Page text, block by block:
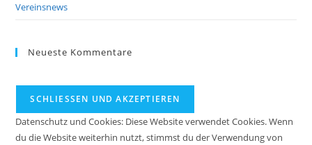
Vereinsnews
Neueste Kommentare
Datenschutz und Cookies: Diese Website verwendet Cookies. Wenn
du die Website weiterhin nutzt, stimmst du der Verwendung von